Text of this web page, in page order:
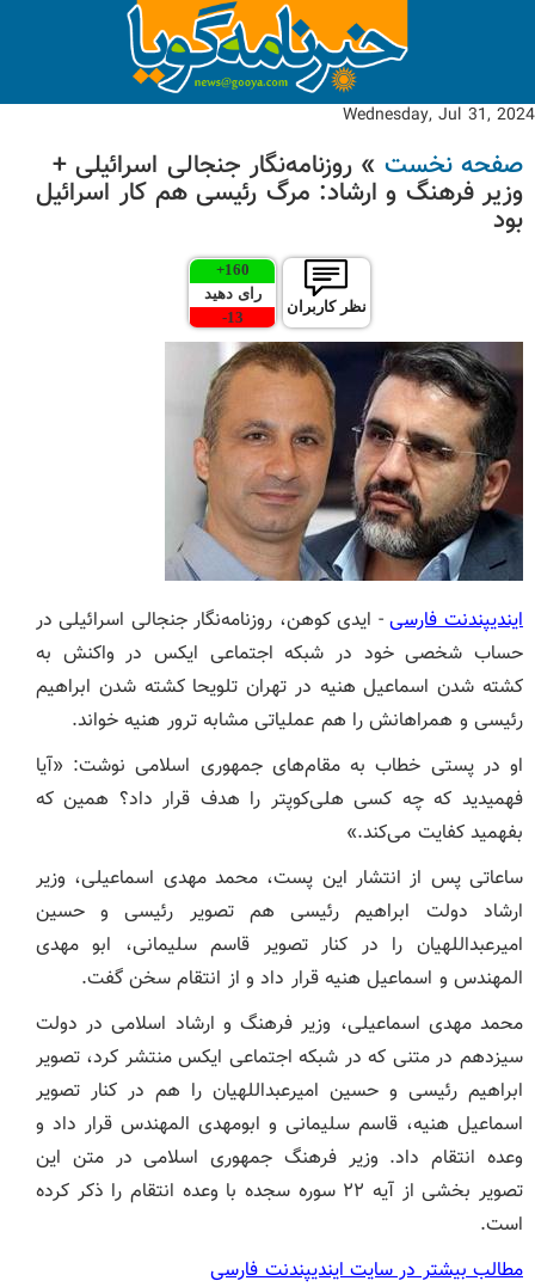
Wednesday, Jul 31, 2024
صفحه نخست » روزنامه‌نگار جنجالی اسرائیلی +
وزیر فرهنگ و ارشاد: مرگ رئیسی هم کار اسرائیل
بود
نظر کاربران
160
+
رای دهید
13
-
ایندیپندنت فارسی- ایدی کوهن، روزنامه‌نگار جنجالی اسرائیلی در
حساب شخصی خود در شبکه اجتماعی ایکس در واکنش به
کشته شدن اسماعیل هنیه در تهران تلویحا کشته شدن ابراهیم
رئیسی و همراهانش را هم عملیاتی مشابه ترور هنیه خواند.
او در پستی خطاب به مقام‌های جمهوری اسلامی نوشت: «آیا
فهمیدید که چه کسی هلی‌کوپتر را هدف قرار داد؟ همین که
بفهمید کفایت می‌کند.»
ساعاتی پس از انتشار این پست، محمد مهدی اسماعیلی، وزیر
ارشاد دولت ابراهیم رئیسی هم تصویر رئیسی و حسین
امیرعبداللهیان را در کنار تصویر قاسم سلیمانی، ابو مهدی
المهندس و اسماعیل هنیه قرار داد و از انتقام سخن گفت.
محمد مهدی اسماعیلی، وزیر فرهنگ و ارشاد اسلامی در دولت
سیزدهم در متنی که در شبکه اجتماعی ایکس منتشر کرد، تصویر
ابراهیم رئیسی و حسین امیرعبداللهیان را هم در کنار تصویر
اسماعیل هنیه، قاسم سلیمانی و ابومهدی المهندس قرار داد و
وعده انتقام داد. وزیر فرهنگ جمهوری اسلامی در متن این
تصویر بخشی از آیه ۲۲ سوره سجده با وعده انتقام را ذکر کرده
است.
مطالب بیشتر در سایت ایندیپندنت فارسی